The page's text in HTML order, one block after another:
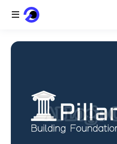
首頁
AI 圖片
AI 視頻